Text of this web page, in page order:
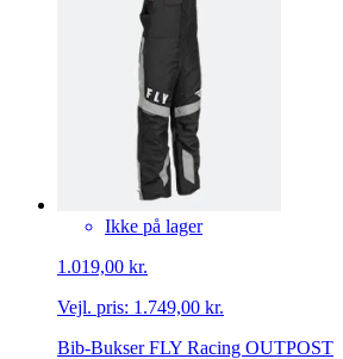
Ikke på lager
1.019,00 kr.
Vejl. pris: 1.749,00 kr.
Bib-Bukser FLY Racing OUTPOST